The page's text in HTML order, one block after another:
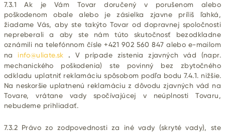
7.3.1 Ak je Vám Tovar doručený v porušenom alebo
poškodenom obale alebo je zásielka zjavne príliš ľahká,
žiadame Vás, aby ste takýto Tovar od dopravnej spoločnosti
nepreberali a aby ste nám túto skutočnosť bezodkladne
oznámili na telefónnom čísle +421 902 560 847 alebo e-mailom
na info@uliate.sk .V prípade zistenia zjavných vád (napr.
mechanického poškodenia) ste povinný bez zbytočného
odkladu uplatniť reklamáciu spôsobom podľa bodu 7.4.1. nižšie.
Na neskoršie uplatnenú reklamáciu z dôvodu zjavných vád na
Tovare, vrátane vady spočívajúcej v neúplnosti Tovaru,
nebudeme prihliadať.
7.3.2 Právo zo zodpovednosti za iné vady (skryté vady), ste